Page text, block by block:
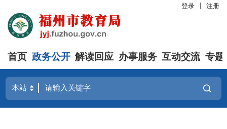
登录 注册
首页 政务公开 解读回应 办事服务 互动交流 专题